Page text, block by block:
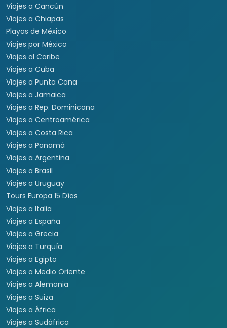
Viajes a Cancún
Viajes a Chiapas
Playas de México
Viajes por México
Viajes al Caribe
Viajes a Cuba
Viajes a Punta Cana
Viajes a Jamaica
Viajes a Rep. Dominicana
Viajes a Centroamérica
Viajes a Costa Rica
Viajes a Panamá
Viajes a Argentina
Viajes a Brasil
Viajes a Uruguay
Tours Europa 15 Días
Viajes a Italia
Viajes a España
Viajes a Grecia
Viajes a Turquía
Viajes a Egipto
Viajes a Medio Oriente
Viajes a Alemania
Viajes a Suiza
Viajes a África
Viajes a Sudáfrica